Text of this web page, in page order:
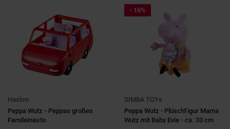
Hasbro
Peppa Wutz - Peppas großes
Famileinauto
- 16%
SIMBA TOYs
Peppa Wutz - Plüschfigur Mama
Wutz mit Baby Evie - ca. 33 cm